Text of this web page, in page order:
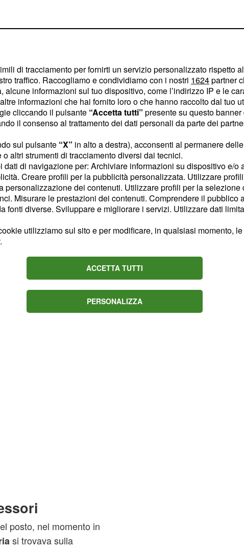
e
il mondo in
e
Il Mattino, infatti, la
un post su
partenza in
da tantissimo tempo
il mondo: oggi
aveva espresso
in giro per tutti i
anche di fare
però, si è interrotto
quella in Costa Rica,
posto, nel momento in
si trovava sulla
di tracciamento per fornirti un servizio personalizzato rispetto
traffico. Raccogliamo e condividiamo con i nostri 1624partner
informazioni sul tuo dispositivo, come l’indirizzo IP e le
informazioni che hai fornito loro o che hanno raccolto dal tuo
cliccando il pulsante “Accetta tutti” presente su questo
il consenso al trattamento dei dati personali da parte dei
sul pulsante “X” in alto a destra), acconsenti al permanere
altri strumenti di tracciamento diversi dai tecnici.
dati di navigazione per: Archiviare informazioni su dispositivo e/o
Creare profili per la pubblicità personalizzata. Utilizzare
personalizzazione dei contenuti. Utilizzare profili per la
Misurare le prestazioni dei contenuti. Comprendere il pubblico
fonti diverse. Sviluppare e migliorare i servizi. Utilizzare dati
utilizziamo sul sito e per modificare, in qualsiasi momento,
.
ACCETTA TUTTI
PERSONALIZZA